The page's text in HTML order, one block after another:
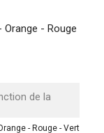
- Rouge
- Rouge - Vert